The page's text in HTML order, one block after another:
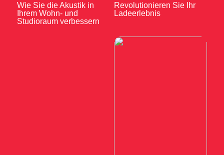
Wie Sie die Akustik in
Ihrem Wohn- und
Studioraum verbessern
Revolutionieren Sie Ihr
Ladeerlebnis